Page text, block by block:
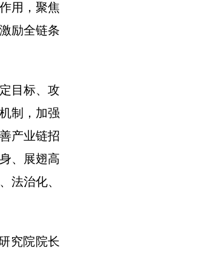
用，聚焦
励全链条
目标、攻
制，加强
产业链招
、展翅高
法治化、
究院院长